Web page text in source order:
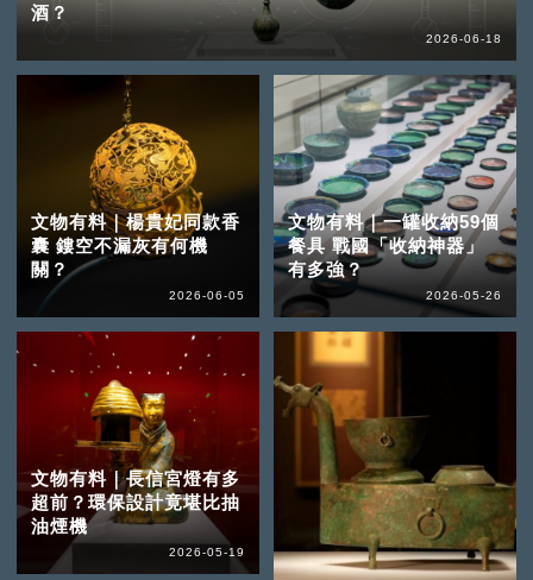
酒？
2026-06-18
文物有料｜楊貴妃同款香
囊 鏤空不漏灰有何機
關？
2026-06-05
文物有料｜一罐收納59個
餐具 戰國「收納神器」
有多強？
2026-05-26
文物有料｜長信宮燈有多
超前？環保設計竟堪比抽
油煙機
2026-05-19